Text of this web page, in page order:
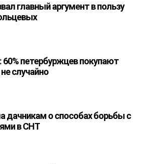
главный аргумент в пользу
петербуржцев покупают
случайно
дачникам о способах борьбы с
в СНТ